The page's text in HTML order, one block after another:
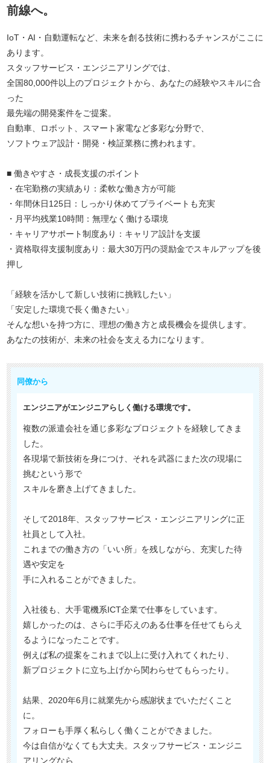
前線へ。
IoT・AI・自動運転など、未来を創る技術に携わるチャンスがここに
あります。
スタッフサービス・エンジニアリングでは、
全国80,000件以上のプロジェクトから、あなたの経験やスキルに合
った
最先端の開発案件をご提案。
自動車、ロボット、スマート家電など多彩な分野で、
ソフトウェア設計・開発・検証業務に携われます。
■ 働きやすさ・成長支援のポイント
・在宅勤務の実績あり：柔軟な働き方が可能
・年間休日125日：しっかり休めてプライベートも充実
・月平均残業10時間：無理なく働ける環境
・キャリアサポート制度あり：キャリア設計を支援
・資格取得支援制度あり：最大30万円の奨励金でスキルアップを後
押し
「経験を活かして新しい技術に挑戦したい」
「安定した環境で長く働きたい」
そんな想いを持つ方に、理想の働き方と成長機会を提供します。
あなたの技術が、未来の社会を支える力になります。
同僚から
エンジニアがエンジニアらしく働ける環境です。
複数の派遣会社を通じ多彩なプロジェクトを経験してきま
した。
各現場で新技術を身につけ、それを武器にまた次の現場に
挑むという形で
スキルを磨き上げてきました。
そして2018年、スタッフサービス・エンジニアリングに正
社員として入社。
これまでの働き方の「いい所」を残しながら、充実した待
遇や安定を
手に入れることができました。
入社後も、大手電機系ICT企業で仕事をしています。
嬉しかったのは、さらに手応えのある仕事を任せてもらえ
るようになったことです。
例えば私の提案をこれまで以上に受け入れてくれたり、
新プロジェクトに立ち上げから関わらせてもらったり。
結果、2020年6月に就業先から感謝状までいただくこと
に。
フォローも手厚く私らしく働くことができました。
今は自信がなくても大丈夫。スタッフサービス・エンジニ
アリングなら